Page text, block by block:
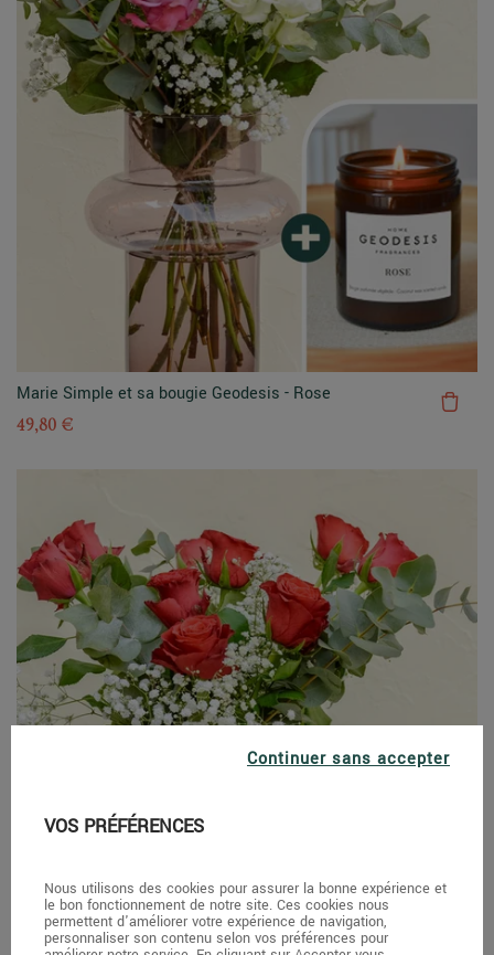
Marie Simple et sa bougie Geodesis - Rose
49,80 €
Continuer sans accepter
VOS PRÉFÉRENCES
Nous utilisons des cookies pour assurer la bonne expérience et
le bon fonctionnement de notre site. Ces cookies nous
permettent d'améliorer votre expérience de navigation,
personnaliser son contenu selon vos préférences pour